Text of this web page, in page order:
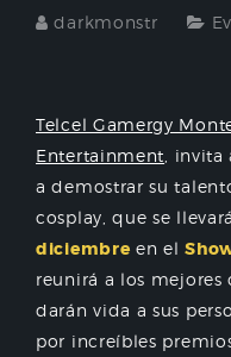
darkmonstr
Telcel Gamergy
Entertainment ,
a demostrar su
cosplay, que se
diciembre en el
reunirá a los mejores
darán vida a sus
por increíbles